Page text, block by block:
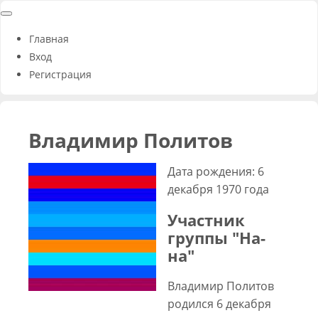
Главная
Вход
Регистрация
Владимир Политов
Дата рождения: 6
декабря 1970 года
Участник
группы "На-
на"
Владимир Политов
родился 6 декабря